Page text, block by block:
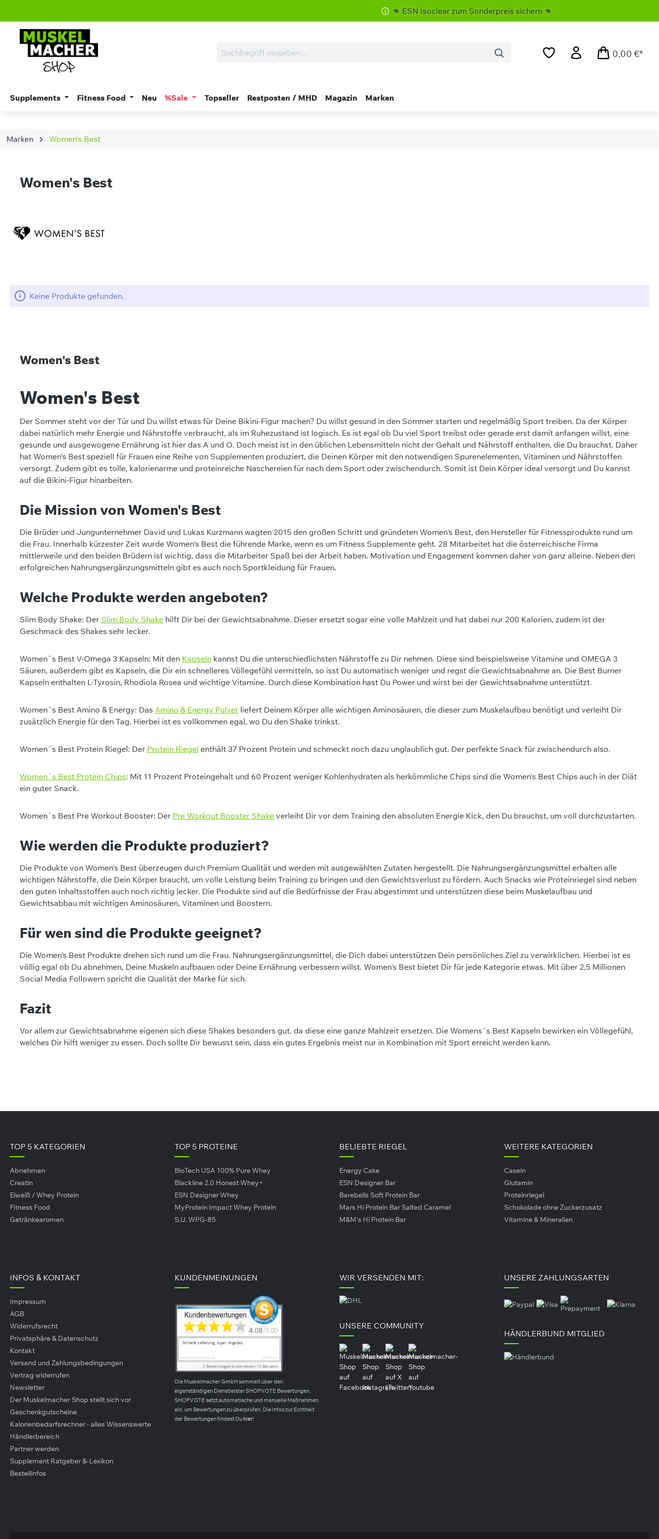
👊 ESN Isoclear zum Sonderpreis sichern 👊
0,00 €*
Supplements Fitness Food Neu %Sale Topseller Restposten / MHD Magazin Marken
Marken Women's Best
Women's Best
Keine Produkte gefunden.
Women's Best
Women's Best
Der Sommer steht vor der Tür und Du willst etwas für Deine Bikini-Figur machen? Du willst gesund in den Sommer starten und regelmäßig Sport treiben. Da der Körper
dabei natürlich mehr Energie und Nährstoffe verbraucht, als im Ruhezustand ist logisch. Es ist egal ob Du viel Sport treibst oder gerade erst damit anfangen willst, eine
gesunde und ausgewogene Ernährung ist hier das A und O. Doch meist ist in den üblichen Lebensmitteln nicht der Gehalt und Nährstoff enthalten, die Du brauchst. Daher
hat Women's Best speziell für Frauen eine Reihe von Supplementen produziert, die Deinen Körper mit den notwendigen Spurenelementen, Vitaminen und Nährstoffen
versorgt. Zudem gibt es tolle, kalorienarme und proteinreiche Naschereien für nach dem Sport oder zwischendurch. Somit ist Dein Körper ideal versorgt und Du kannst
auf die Bikini-Figur hinarbeiten.
Die Mission von Women's Best
Die Brüder und Jungunternehmer David und Lukas Kurzmann wagten 2015 den großen Schritt und gründeten Women's Best, den Hersteller für Fitnessprodukte rund um
die Frau. Innerhalb kürzester Zeit wurde Women's Best die führende Marke, wenn es um Fitness Supplemente geht. 28 Mitarbeitet hat die österreichische Firma
mittlerweile und den beiden Brüdern ist wichtig, dass die Mitarbeiter Spaß bei der Arbeit haben. Motivation und Engagement kommen daher von ganz alleine. Neben den
erfolgreichen Nahrungsergänzungsmitteln gibt es auch noch Sportkleidung für Frauen.
Welche Produkte werden angeboten?
Slim Body Shake: Der Slim Body Shake hilft Dir bei der Gewichtsabnahme. Dieser ersetzt sogar eine volle Mahlzeit und hat dabei nur 200 Kalorien, zudem ist der
Geschmack des Shakes sehr lecker.
Women´s Best V-Omega 3 Kapseln: Mit den Kapseln kannst Du die unterschiedlichsten Nährstoffe zu Dir nehmen. Diese sind beispielsweise Vitamine und OMEGA 3
Säuren, außerdem gibt es Kapseln, die Dir ein schnelleres Völlegefühl vermitteln, so isst Du automatisch weniger und regst die Gewichtsabnahme an. Die Best Burner
Kapseln enthalten L-Tyrosin, Rhodiola Rosea und wichtige Vitamine. Durch diese Kombination hast Du Power und wirst bei der Gewichtsabnahme unterstützt.
Women´s Best Amino & Energy: Das Amino & Energy Pulver liefert Deinem Körper alle wichtigen Aminosäuren, die dieser zum Muskelaufbau benötigt und verleiht Dir
zusätzlich Energie für den Tag. Hierbei ist es vollkommen egal, wo Du den Shake trinkst.
Women´s Best Protein Riegel: Der Protein Riegel enthält 37 Prozent Protein und schmeckt noch dazu unglaublich gut. Der perfekte Snack für zwischendurch also.
Women´s Best Protein Chips: Mit 11 Prozent Proteingehalt und 60 Prozent weniger Kohlenhydraten als herkömmliche Chips sind die Women's Best Chips auch in der Diät
ein guter Snack.
Women´s Best Pre Workout Booster: Der Pre Workout Booster Shake verleiht Dir vor dem Training den absoluten Energie Kick, den Du brauchst, um voll durchzustarten.
Wie werden die Produkte produziert?
Die Produkte von Women's Best überzeugen durch Premium Qualität und werden mit ausgewählten Zutaten hergestellt. Die Nahrungsergänzungsmittel erhalten alle
wichtigen Nährstoffe, die Dein Körper braucht, um volle Leistung beim Training zu bringen und den Gewichtsverlust zu fördern. Auch Snacks wie Proteinriegel sind neben
den guten Inhaltsstoffen auch noch richtig lecker. Die Produkte sind auf die Bedürfnisse der Frau abgestimmt und unterstützen diese beim Muskelaufbau und
Gewichtsabbau mit wichtigen Aminosäuren, Vitaminen und Boostern.
Für wen sind die Produkte geeignet?
Die Women's Best Produkte drehen sich rund um die Frau. Nahrungsergänzungsmittel, die Dich dabei unterstützen Dein persönliches Ziel zu verwirklichen. Hierbei ist es
völlig egal ob Du abnehmen, Deine Muskeln aufbauen oder Deine Ernährung verbessern willst. Women's Best bietet Dir für jede Kategorie etwas. Mit über 2,5 Millionen
Social Media Followern spricht die Qualität der Marke für sich.
Fazit
Vor allem zur Gewichtsabnahme eigenen sich diese Shakes besonders gut, da diese eine ganze Mahlzeit ersetzen. Die Womens´s Best Kapseln bewirken ein Völlegefühl,
welches Dir hilft weniger zu essen. Doch sollte Dir bewusst sein, dass ein gutes Ergebnis meist nur in Kombination mit Sport erreicht werden kann.
TOP 5 KATEGORIEN
Abnehmen
Creatin
Eiweiß / Whey Protein
Fitness Food
Getränkearomen
TOP 5 PROTEINE
BioTech USA 100% Pure Whey
Blackline 2.0 Honest Whey+
ESN Designer Whey
MyProtein Impact Whey Protein
S.U. WPG-85
BELIEBTE RIEGEL
Energy Cake
ESN Designer Bar
Barebells Soft Protein Bar
Mars Hi Protein Bar Salted Caramel
M&M's Hi Protein Bar
WEITERE KATEGORIEN
Casein
Glutamin
Proteinriegel
Schokolade ohne Zuckerzusatz
Vitamine & Mineralien
INFOS & KONTAKT
Impressum
AGB
Widerrufsrecht
Privatsphäre & Datenschutz
Kontakt
Versand und Zahlungsbedingungen
Vertrag widerrufen
Newsletter
Der Muskelmacher Shop stellt sich vor
Geschenkgutscheine
Kalorienbedarfsrechner - alles Wissenswerte
Händlerbereich
Partner werden
Supplement Ratgeber &-Lexikon
Bestellinfos
KUNDENMEINUNGEN
Die Muskelmacher GmbH sammelt über den
eigenständigen Dienstleister SHOPVOTE Bewertungen.
SHOPVOTE setzt automatische und manuelle Maßnahmen
ein, um Bewertungen zu überprüfen. Die Infos zur Echtheit
der Bewertungen findest Du hier!
WIR VERSENDEN MIT:
UNSERE COMMUNITY
UNSERE ZAHLUNGSARTEN
HÄNDLERBUND MITGLIED